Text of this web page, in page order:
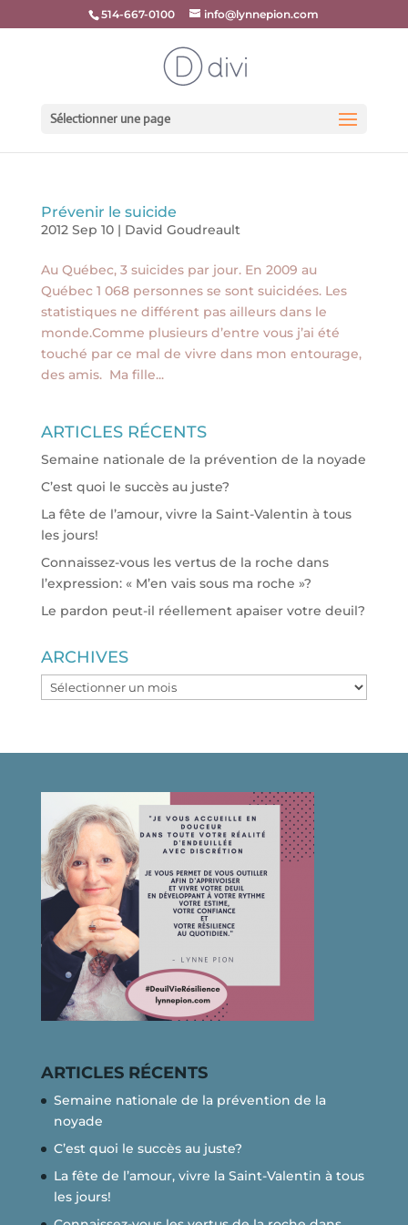
514-667-0100 info@lynnepion.com
Sélectionner une page
Prévenir le suicide
2012 Sep 10| David Goudreault
Au Québec, 3 suicides par jour. En 2009 au
Québec 1 068 personnes se sont suicidées. Les
statistiques ne différent pas ailleurs dans le
monde.Comme plusieurs d’entre vous j’ai été
touché par ce mal de vivre dans mon entourage,
des amis. Ma fille...
ARTICLES RÉCENTS
Semaine nationale de la prévention de la noyade
C’est quoi le succès au juste?
La fête de l’amour, vivre la Saint-Valentin à tous
les jours!
Connaissez-vous les vertus de la roche dans
l’expression: « M’en vais sous ma roche »?
Le pardon peut-il réellement apaiser votre deuil?
ARCHIVES
ARCHIVES
ARTICLES RÉCENTS
Semaine nationale de la prévention de la
noyade
C’est quoi le succès au juste?
La fête de l’amour, vivre la Saint-Valentin à tous
les jours!